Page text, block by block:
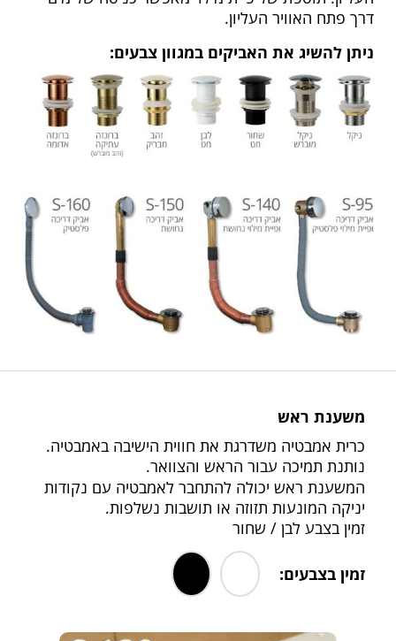
דרך פתח האוויר העליון.
ניתן להשיג את האביקים במגוון צבעים:
משענת ראש
כרית אמבטיה משדרגת את חווית הישיבה באמבטיה.
נותנת תמיכה עבור הראש והצוואר.
המשענת ראש יכולה להתחבר לאמבטיה עם נקודות
יניקה המונעות תזוזה או תושבות נשלפות.
זמין בצבע לבן / שחור
זמין בצבעים: